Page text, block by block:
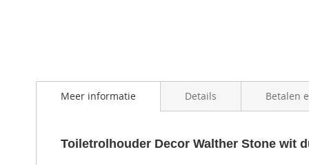
Meer informatie
Toiletrolhouder Decor Walther Stone wit
Details Betalen